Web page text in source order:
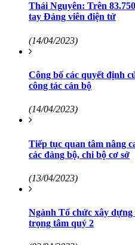
Thái Nguyên: Trên
tay Đảng viên điện tử
(14/04/2023)
Công bố các quyết định
công tác cán bộ
(14/04/2023)
Tiếp tục quan tâm nâng
các đảng bộ, chi bộ cơ sở
(13/04/2023)
Ngành Tổ chức xây
trọng tâm quý 2